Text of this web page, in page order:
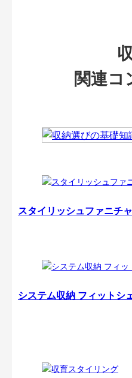
関連コ
スタイリッシュファニチ
システム収納 フィットシ